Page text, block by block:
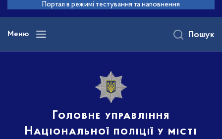
основного
вмісту
Портал в режимі тестування та наповнення
Меню
Головне управління
Національної поліції у місті
Пошук